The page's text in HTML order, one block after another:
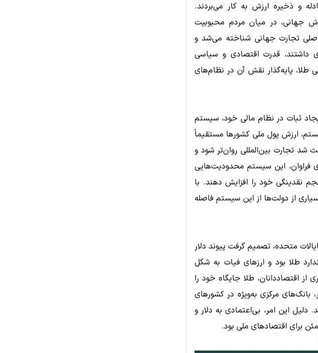
و ذخیره ارزش به کار می‌بردند.
جهانی، در میان مردم محبوبیت
اصلی تجارت جهانی شناخته می‌شد و
داشتند، قدرت اقتصادی و سیاسی
طلا، پایه‌گذار نقش آن در نظام‌های
ثبات در نظام مالی خود، سیستم
ارزش پول ملی کشورها مستقیماً
شد تجارت بین‌المللی روان‌تر شود و
فراوان، این سیستم محدودیت‌هایی
نقدینگی خود را افزایش دهند. با
از دولت‌ها از این سیستم فاصله
ایالات متحده، تصمیم گرفت پیوند دلار
طلا بود و ارزهای فیات به شکل
اقتصاددانان، طلا جایگاه خود را
مرکزی به‌ویژه در کشورهای
دلیل این امر، بی‌اعتمادی به دلار و
برای اقتصادهای ملی بود.